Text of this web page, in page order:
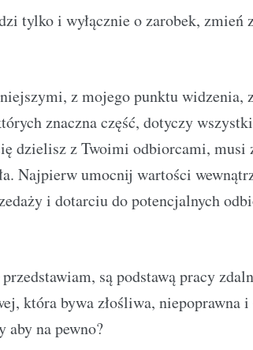
tylko i wyłącznie o zarobek, zmień
z mojego punktu widzenia,
znaczna część, dotyczy
dzielisz z Twoimi odbiorcami, musi
Najpierw umocnij wartości
i dotarciu do potencjalnych
są podstawą pracy
która bywa złośliwa, niepoprawna i
aby na pewno?